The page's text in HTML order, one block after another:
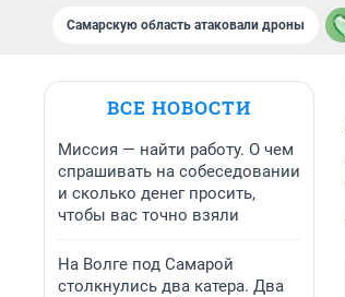
Самарскую область атаковали дроны
ВСЕ НОВОСТИ
Миссия — найти работу. О чем
спрашивать на собеседовании
и сколько денег просить,
чтобы вас точно взяли
На Волге под Самарой
столкнулись два катера. Два